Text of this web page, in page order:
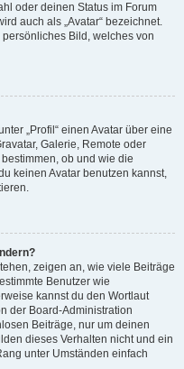
oder deinen Status im Forum
auch als „Avatar“ bezeichnet.
Bild, welches von
„Profil“ einen Avatar über eine
Galerie, Remote oder
ob und wie die
keinen Avatar benutzen kannst,
zeigen an, wie viele Beiträge
Benutzer wie
kannst du den Wortlaut
der Board-Administration
Beiträge, nur um deinen
dieses Verhalten nicht und ein
unter Umständen einfach